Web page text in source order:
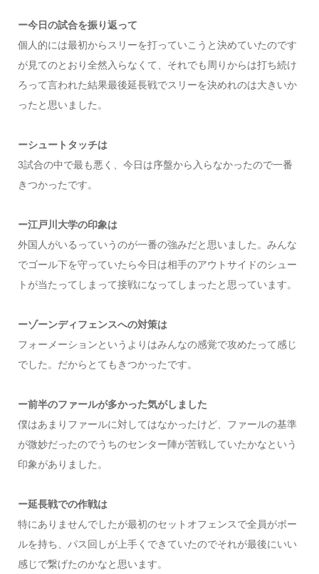
ー今日の試合を振り返って
個人的には最初からスリーを打っていこうと決めていたのです
が見てのとおり全然入らなくて、それでも周りからは打ち続け
ろって言われた結果最後延長戦でスリーを決めれのは大きいか
ったと思いました。
ーシュートタッチは
3試合の中で最も悪く、今日は序盤から入らなかったので一番
きつかったです。
ー江戸川大学の印象は
外国人がいるっていうのが一番の強みだと思いました。みんな
でゴール下を守っていたら今日は相手のアウトサイドのシュー
トが当たってしまって接戦になってしまったと思っています。
ーゾーンディフェンスへの対策は
フォーメーションというよりはみんなの感覚で攻めたって感じ
でした。だからとてもきつかったです。
ー前半のファールが多かった気がしました
僕はあまりファールに対してはなかったけど、ファールの基準
が微妙だったのでうちのセンター陣が苦戦していたかなという
印象がありました。
ー延長戦での作戦は
特にありませんでしたが最初のセットオフェンスで全員がボー
ルを持ち、パス回しが上手くできていたのでそれが最後にいい
感じで繋げたのかなと思います。